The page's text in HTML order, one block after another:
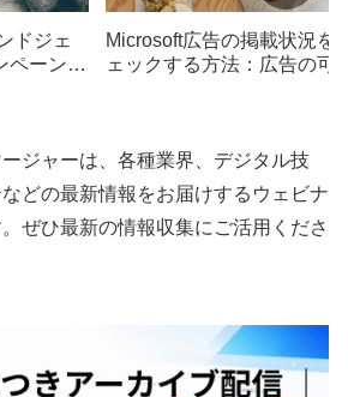
ドジェ
ペーンと
Microsoft広告の掲載状況を
ェックする方法：広告の可
ジャーは、各種業界、デジタル技
どの最新情報をお届けするウェビナ
ぜひ最新の情報収集にご活用くださ